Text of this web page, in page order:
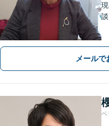
メールで
ベ